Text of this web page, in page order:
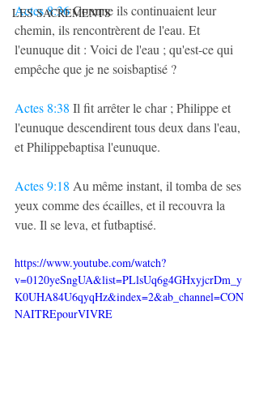
LES SACREMENTS
Actes 8:36 Comme ils continuaient leur
chemin, ils rencontrèrent de l'eau. Et
l'eunuque dit : Voici de l'eau ; qu'est-ce qui
empêche que je ne soisbaptisé ?
Actes 8:38 Il fit arrêter le char ; Philippe et
l'eunuque descendirent tous deux dans l'eau,
et Philippebaptisa l'eunuque.
Actes 9:18 Au même instant, il tomba de ses
yeux comme des écailles, et il recouvra la
vue. Il se leva, et futbaptisé.
https://www.youtube.com/watch?
v=0120yeSngUA&list=PLlsUq6g4GHxyjcrDm_y
K0UHA84U6qyqHz&index=2&ab_channel=CON
NAITREpourVIVRE